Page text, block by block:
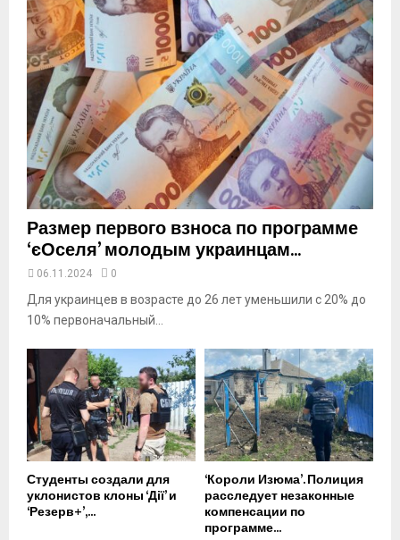
a
y
u
e
Размер первого взноса по программе
‘єОселя’ молодым украинцам...
06.11.2024 0
Для украинцев в возрасте до 26 лет уменьшили с 20% до
10% первоначальный...
Студенты создали для
уклонистов клоны ‘Дії’ и
‘Резерв+’,...
‘Короли Изюма’. Полиция
расследует незаконные
компенсации по
программе...